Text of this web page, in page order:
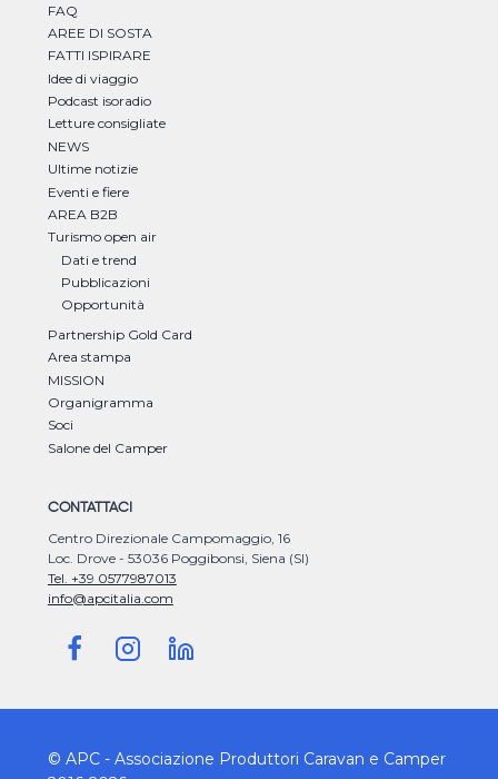
FAQ
AREE DI SOSTA
FATTI ISPIRARE
Idee di viaggio
Podcast isoradio
Letture consigliate
NEWS
Ultime notizie
Eventi e fiere
AREA B2B
Turismo open air
Dati e trend
Pubblicazioni
Opportunità
Partnership Gold Card
Area stampa
MISSION
Organigramma
Soci
Salone del Camper
CONTATTACI
Centro Direzionale Campomaggio, 16
Loc. Drove - 53036 Poggibonsi, Siena (SI)
Tel. +39 0577987013
info@apcitalia.com
© APC - Associazione Produttori Caravan e Camper